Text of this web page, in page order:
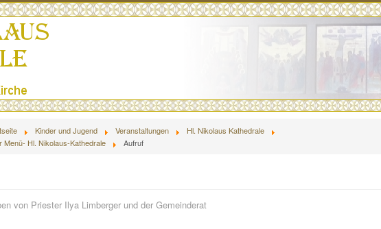
Kinder und Jugend Veranstaltungen
Hl. Nikolaus Kathedrale
Menü- Hl. Nikolaus-Kathedrale
Aufruf
von Priester Ilya Limberger und der Gemeinderat